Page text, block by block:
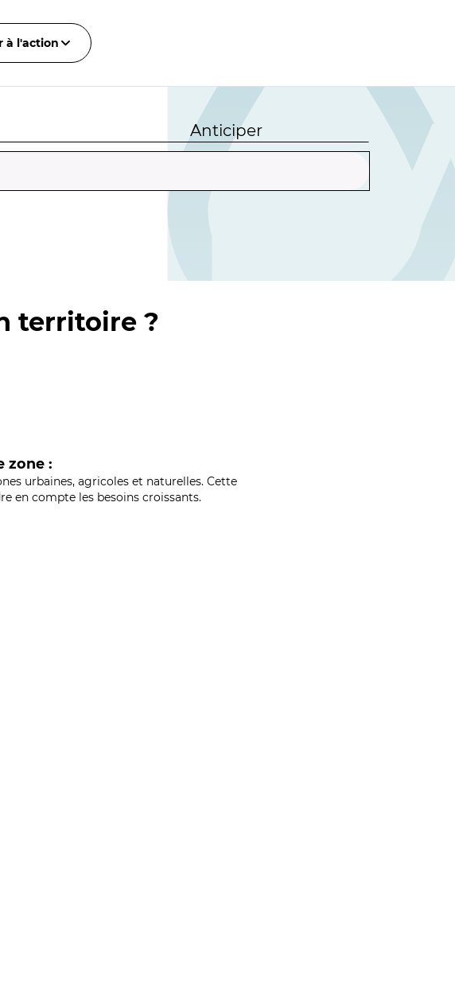
à l'action
Anticiper
territoire ?
zone :
urbaines, agricoles et naturelles. Cette
en compte les besoins croissants.